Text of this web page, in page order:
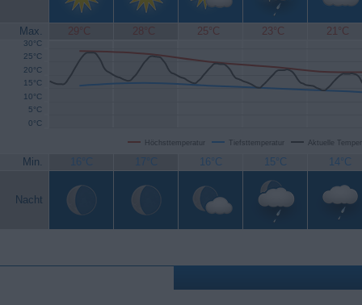
Max. 29°C 28°C 25°C 23°C 21°C
Höchsttemperatur Tiefsttemperatur Aktuelle
0°C
5°C
10°C
15°C
20°C
25°C
30°C
Min. 16°C 17°C 16°C 15°C 14°C
Nacht